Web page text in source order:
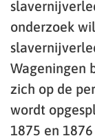
onderzoek
Wageningen
zich op de
wordt
1875 en